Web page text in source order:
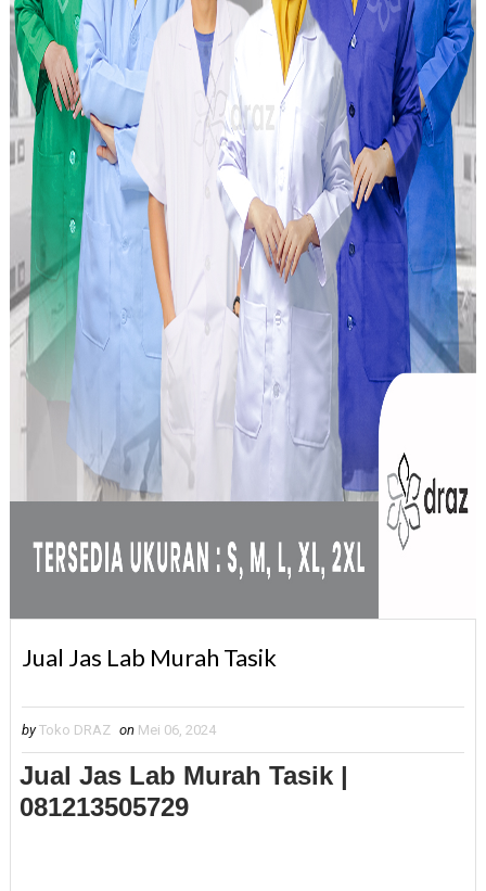
Jual Jas Lab Murah Tasik
by Toko DRAZ on Mei 06, 2024
Jual Jas Lab Murah Tasik |
081213505729